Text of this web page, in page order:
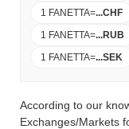
1 FANETTA=...CHF
1 FANETTA=...RUB
1 FANETTA=...SEK
According to our
Exchanges/Markets